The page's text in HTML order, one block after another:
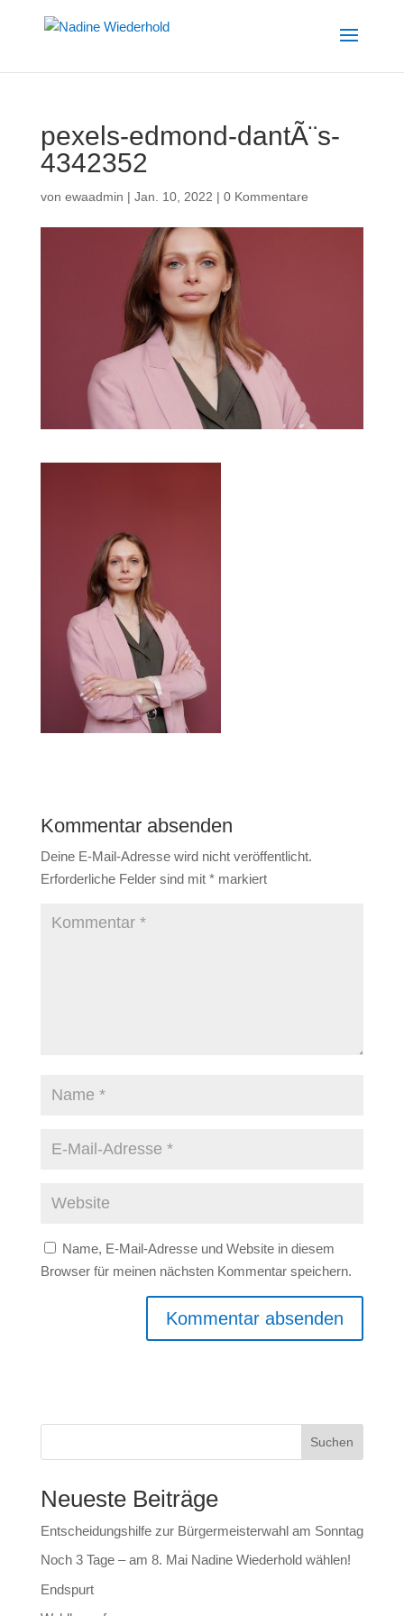
pexels-edmond-dantÃ¨s-
4342352
von ewaadmin | Jan. 10, 2022 | 0 Kommentare
Kommentar absenden
Deine E-Mail-Adresse wird nicht veröffentlicht.
Erforderliche Felder sind mit *markiert
Name, E-Mail-Adresse und Website in diesem
Browser für meinen nächsten Kommentar speichern.
Suchen
Neueste Beiträge
Entscheidungshilfe zur Bürgermeisterwahl am Sonntag
Noch 3 Tage – am 8. Mai Nadine Wiederhold wählen!
Endspurt